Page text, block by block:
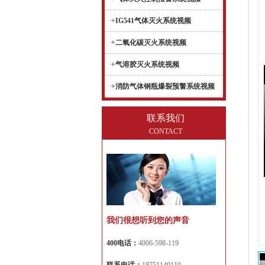
+IG541气体灭火系统视频
+二氧化碳灭火系统视频
+气溶胶灭火系统视频
+消防气体钢瓶爆裂预警系统视频
联系我们
CONTACT
我们很想听到您的声音
400电话： 4006-598-119